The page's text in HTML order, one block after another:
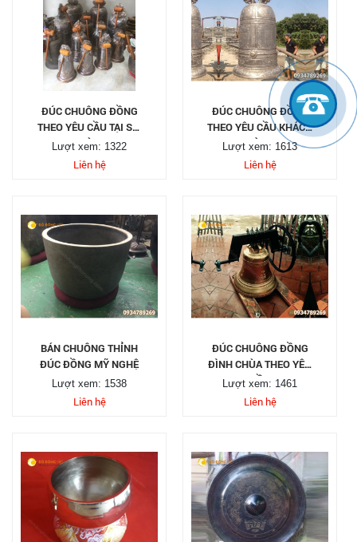
ĐÚC CHUÔNG ĐỒNG
THEO YÊU CẦU TẠI SÀI
GÒN
Lượt xem: 1322
Liên hệ
ĐÚC CHUÔNG ĐỒNG
THEO YÊU CẦU KHÁCH
HÀNG
Lượt xem: 1613
Liên hệ
BÁN CHUÔNG THỈNH
ĐÚC ĐỒNG MỸ NGHỆ
Lượt xem: 1538
Liên hệ
ĐÚC CHUÔNG ĐỒNG
ĐÌNH CHÙA THEO YÊU
CẦU
Lượt xem: 1461
Liên hệ